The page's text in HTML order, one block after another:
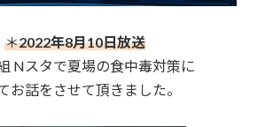
＊2022年8月10日放送
Nスタで夏場の食中毒対策に
お話をさせて頂きました。